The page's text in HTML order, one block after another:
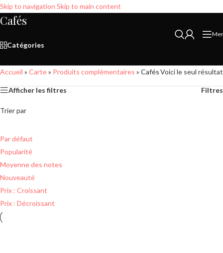
Skip to navigation Skip to main content
Cafés
Catégories
Accueil » Carte» Produits complémentaires » CafésVoici le seul résultat
Afficher les filtres Filtres
Trier par
Par défaut
Popularité
Moyenne des notes
Nouveauté
Prix : Croissant
Prix : Décroissant